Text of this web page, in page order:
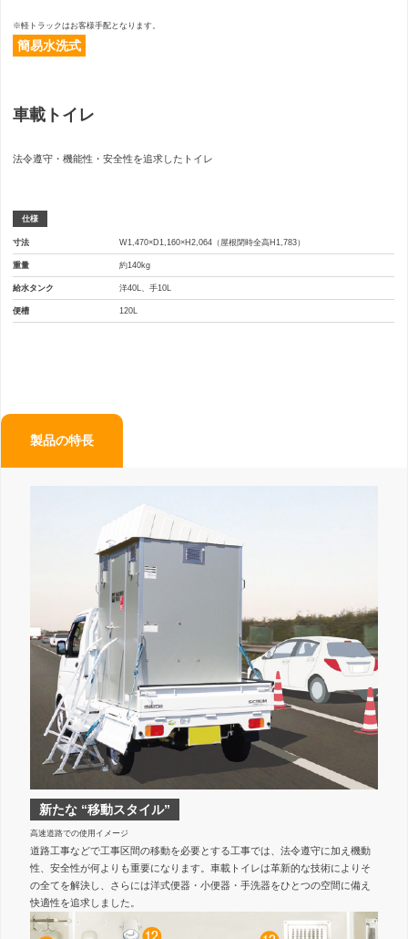
※軽トラックはお客様手配となります。
簡易⽔洗式
車載トイレ
法令遵守・機能性・安全性を追求したトイレ
仕様
寸法 W1,470×D1,160×H2,064（屋根閉時全高H1,783）
重量 約140kg
給水タンク 洋40L、手10L
便槽 120L
製品の特長
新たな “移動スタイル”
高速道路での使用イメージ
道路工事などで工事区間の移動を必要とする工事では、法令遵守に加え機動
性、安全性が何よりも重要になります。車載トイレは革新的な技術によりそ
の全てを解決し、さらには洋式便器・小便器・手洗器をひとつの空間に備え
快適性を追求しました。